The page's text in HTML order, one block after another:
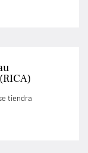
tiendra